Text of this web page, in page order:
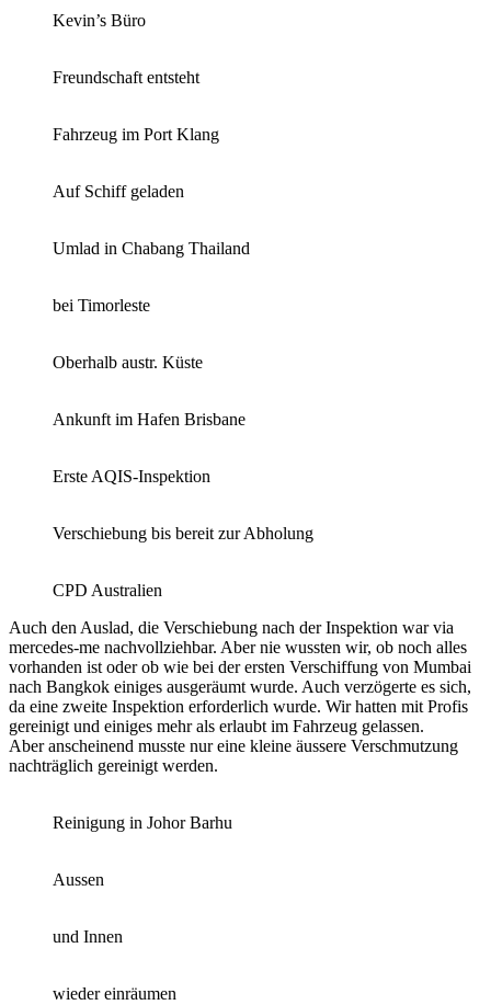
Kevin’s Büro
Freundschaft entsteht
Fahrzeug im Port Klang
Auf Schiff geladen
Umlad in Chabang Thailand
bei Timorleste
Oberhalb austr. Küste
Ankunft im Hafen Brisbane
Erste AQIS-Inspektion
Verschiebung bis bereit zur Abholung
CPD Australien
Auch den Auslad, die Verschiebung nach der Inspektion war via
mercedes-me nachvollziehbar. Aber nie wussten wir, ob noch alles
vorhanden ist oder ob wie bei der ersten Verschiffung von Mumbai
nach Bangkok einiges ausgeräumt wurde. Auch verzögerte es sich,
da eine zweite Inspektion erforderlich wurde. Wir hatten mit Profis
gereinigt und einiges mehr als erlaubt im Fahrzeug gelassen.
Aber anscheinend musste nur eine kleine äussere Verschmutzung
nachträglich gereinigt werden.
Reinigung in Johor Barhu
Aussen
und Innen
wieder einräumen